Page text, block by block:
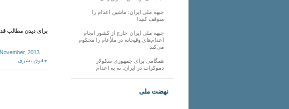
برای دیدن مطالب
حقوق بشری
جبهه ملی ایران: ماشین اعدام را
متوقف کنید!
جبهه ملی ایران-خارج از کشور انجام
اعدام‌های وقیحانه در ملأِعام را محکوم
می‌کند
همگامی برای جمهوری سکولار
دموکرات در ایران: نه به اعدام
نهضت ملی